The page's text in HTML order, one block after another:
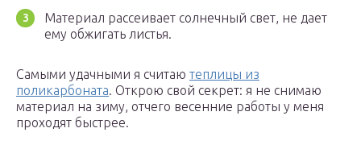
Материал рассеивает солнечный свет, не дает
ему обжигать листья.
Самыми удачными я считаю теплицы из
поликарбоната. Открою свой секрет: я не снимаю
материал на зиму, отчего весенние работы у меня
проходят быстрее.